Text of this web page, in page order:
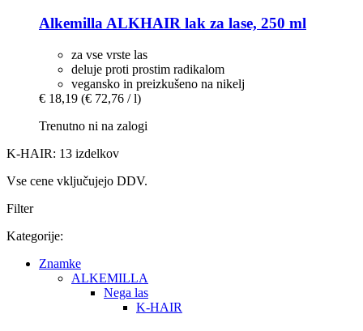
Alkemilla ALKHAIR lak za lase, 250 ml
za vse vrste las
deluje proti prostim radikalom
vegansko in preizkušeno na nikelj
€ 18,19 (€ 72,76 / l)
Trenutno ni na zalogi
K-HAIR: 13 izdelkov
Vse cene vključujejo DDV.
Filter
Kategorije:
Znamke
ALKEMILLA
Nega las
K-HAIR